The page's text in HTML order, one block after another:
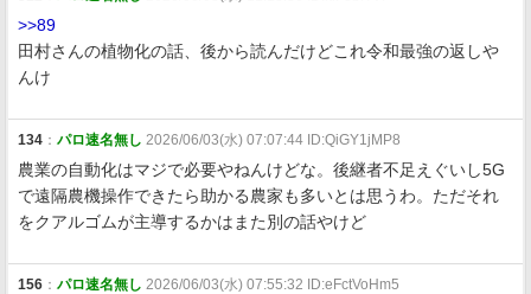
>>89
田村さんの植物化の話、後から読んだけどこれ令和最強の返しや
んけ
134 ： パロ速名無し 2026/06/03(水) 07:07:44 ID:QiGY1jMP8
農業の自動化はマジで必要やねんけどな。後継者不足えぐいし5G
で遠隔農機操作できたら助かる農家も多いとは思うわ。ただそれ
をクアルゴムが主導するかはまた別の話やけど
156 ： パロ速名無し 2026/06/03(水) 07:55:32 ID:eFctVoHm5